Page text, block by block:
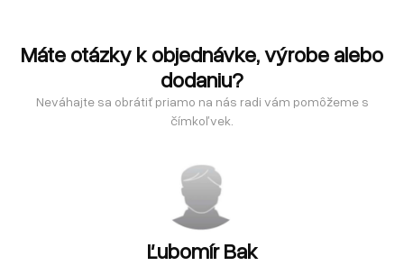
Máte otázky k objednávke, výrobe alebo
dodaniu?
Neváhajte sa obrátiť priamo na nás radi vám pomôžeme s
čímkoľvek.
Ľubomír Bak